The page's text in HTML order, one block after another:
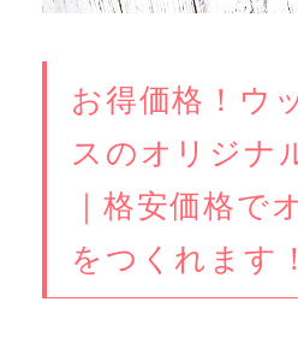
お得価格！ウ
スのオリジナ
｜格安価格で
をつくれます！